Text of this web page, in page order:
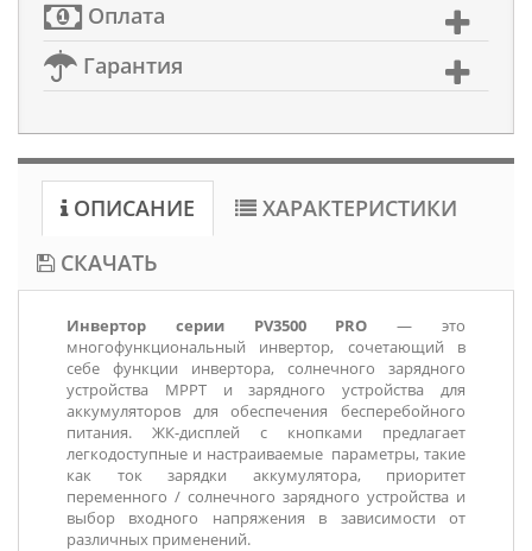
Оплата
Гарантия
ОПИСАНИЕ
ХАРАКТЕРИСТИКИ
СКАЧАТЬ
Инвертор серии PV3500 PRO— это
многофункциональный инвертор, сочетающий в
себе функции инвертора, солнечного зарядного
устройства MPPT и зарядного устройства для
аккумуляторов для обеспечения бесперебойного
питания. ЖК-дисплей с кнопками предлагает
легкодоступные и настраиваемые параметры, такие
как ток зарядки аккумулятора, приоритет
переменного / солнечного зарядного устройства и
выбор входного напряжения в зависимости от
различных применений.